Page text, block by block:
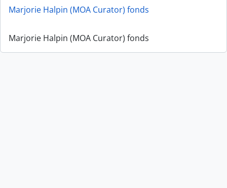
Marjorie Halpin (MOA Curator) fonds
Marjorie Halpin (MOA Curator) fonds